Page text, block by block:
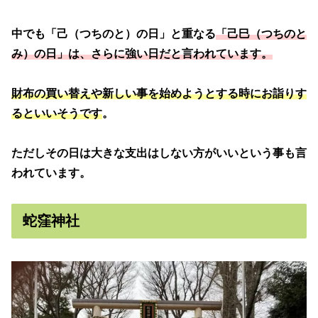
中でも「己（つちのと）の日」と重なる「己巳（つちのと
み）の日」は、さらに強い日だと言われています。
財布の買い替えや新しい事を始めようとする時にお詣りす
るといいそうです。
ただしその日は大きな支出はしない方がいいという事も言
われています。
蛇窪神社